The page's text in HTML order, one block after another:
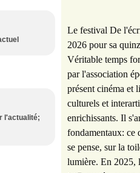
l'actualité;
Le festival De
2026 pour sa
Véritable temps
par l'association
présent cinéma et
culturels et
enrichissants. Il
fondamentaux: ce
se pense, sur la
lumière. En 2025,